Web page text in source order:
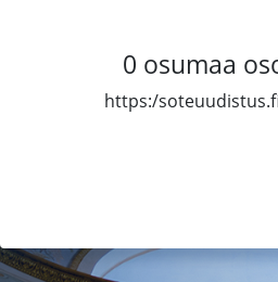
0 osumaa
https:/